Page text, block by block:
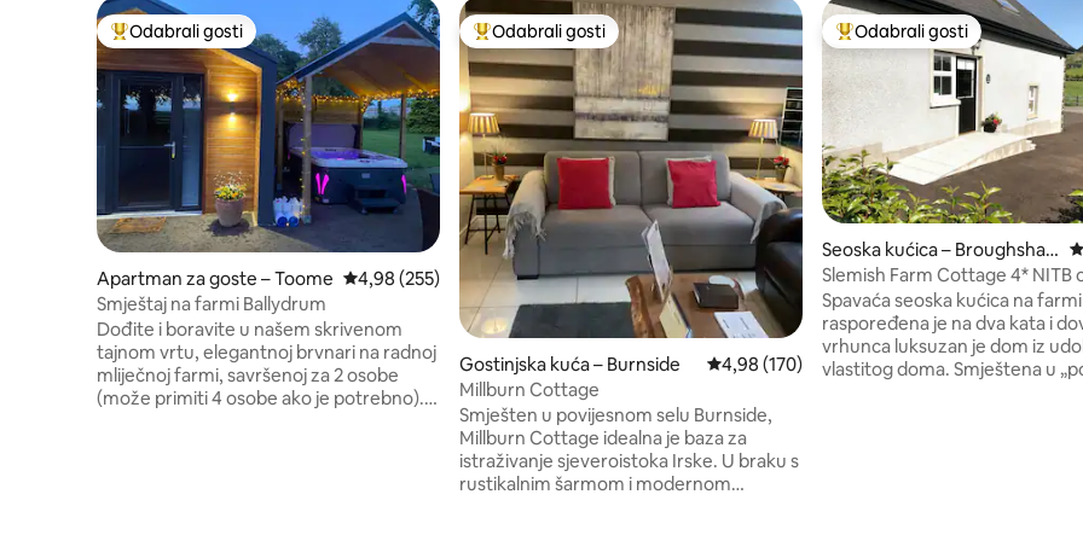
Među najviše rangiranima s oznakom „Odabrali gosti”
Odabrali gosti
Apartman za goste – Toome Prosječna ocjena: 4,98/5, recenzija: 255
4,98 (255)
Smještaj na farmi Ballydrum
Dođite i boravite u našem skrivenom
tajnom vrtu, elegantnoj brvnari na radnoj
mliječnoj farmi, savršenoj za 2 osobe
(može primiti 4 osobe ako je potrebno).
Među najviše rangiranima s oznakom „Odabrali gosti”
Odabrali gosti
Gostinjska kuća – Burnside Prosječna ocjena: 4,98/5, recenzija: 170
4,98 (170)
Millburn Cottage
Smješten u povijesnom selu Burnside,
Millburn Cottage idealna je baza za
istraživanje sjeveroistoka Irske. U braku s
rustikalnim šarmom i modernom
Među najviše rangiranima s
Odabrali gosti
Seoska kućica – Broughshan
e
Slemish Farm Cottage 4* NITB
Spavaća seoska kućica na farmi
raspoređena je na dva kata i
vrhunca luksuzan je dom iz
vlastitog doma. Smještena u